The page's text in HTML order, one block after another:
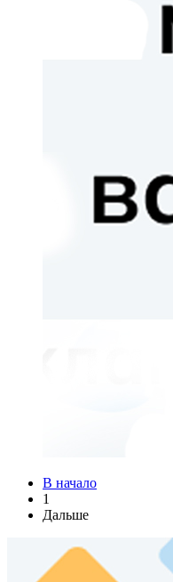
В начало
1
Дальше